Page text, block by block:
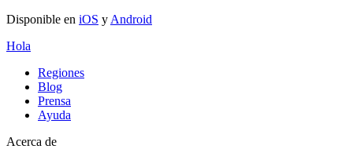
Disponible en iOS y Android
Hola
Regiones
Blog
Prensa
Ayuda
Acerca de